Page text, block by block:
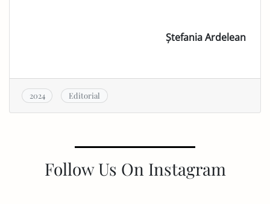
Ștefania Ardelean
2024 Editorial
Follow Us On Instagram